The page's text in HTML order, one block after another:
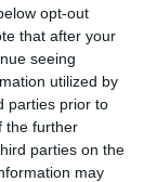
opt-out
that after your
seeing
utilized by
parties prior to
the further
parties on the
may